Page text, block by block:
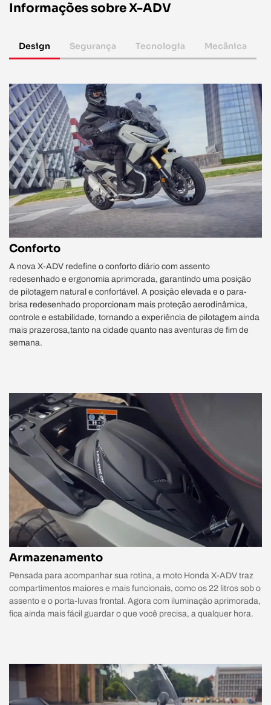
Informações sobre X-ADV
Design Segurança Tecnologia Mecânica
Conforto
A nova X-ADV redefine o conforto diário com assento
redesenhado e ergonomia aprimorada, garantindo uma posição
de pilotagem natural e confortável. A posição elevada e o para-
brisa redesenhado proporcionam mais proteção aerodinâmica,
controle e estabilidade, tornando a experiência de pilotagem ainda
mais prazerosa,tanto na cidade quanto nas aventuras de fim de
semana.
Armazenamento
Pensada para acompanhar sua rotina, a moto Honda X-ADV traz
compartimentos maiores e mais funcionais, como os 22 litros sob o
assento e o porta-luvas frontal. Agora com iluminação aprimorada,
fica ainda mais fácil guardar o que você precisa, a qualquer hora.